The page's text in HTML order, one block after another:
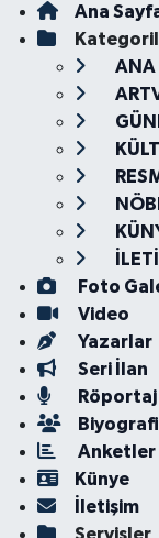
Ana
ANA
Foto
Video
Yazarlar
Seri İlan
Röportaj
Biyografi
Anketler
Künye
İletişim
Servisler